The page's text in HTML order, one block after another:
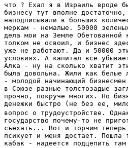
что ? Ехал я в Израиль вроде
бизнесу тут вполне
наподписывали в больших
меркам - немалые. 50000
дела мои на Земле
толком не освоил, и бизнес
уже не работают. Да и 50000
условиях. А капитал все
Алка - ну на сколько хватит
была довольна. Жили как белые
- молодой начинающий
в Союзе разные толстозадые
прочно, покруче многих. Но
денежки быстро (не без ее,
вопрос о трудоустройстве.
государство почему-то не
съехать... Вот и торчим
психует и меня достает. Пошла
кабак - надеется подцепить